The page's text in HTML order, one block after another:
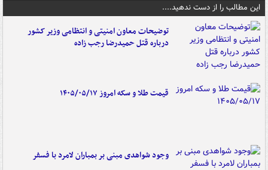
این مطالب را از دست ندهید....
توضیحات معاون امنیتی و انتظامی وزیر کشور
درباره قتل حمیدرضا رجب زاده
قیمت طلا و سکه امروز ۱۴۰۵/۰۵/۱۷
وجود شواهدی مبنی بر بمباران لامرد با فسفر